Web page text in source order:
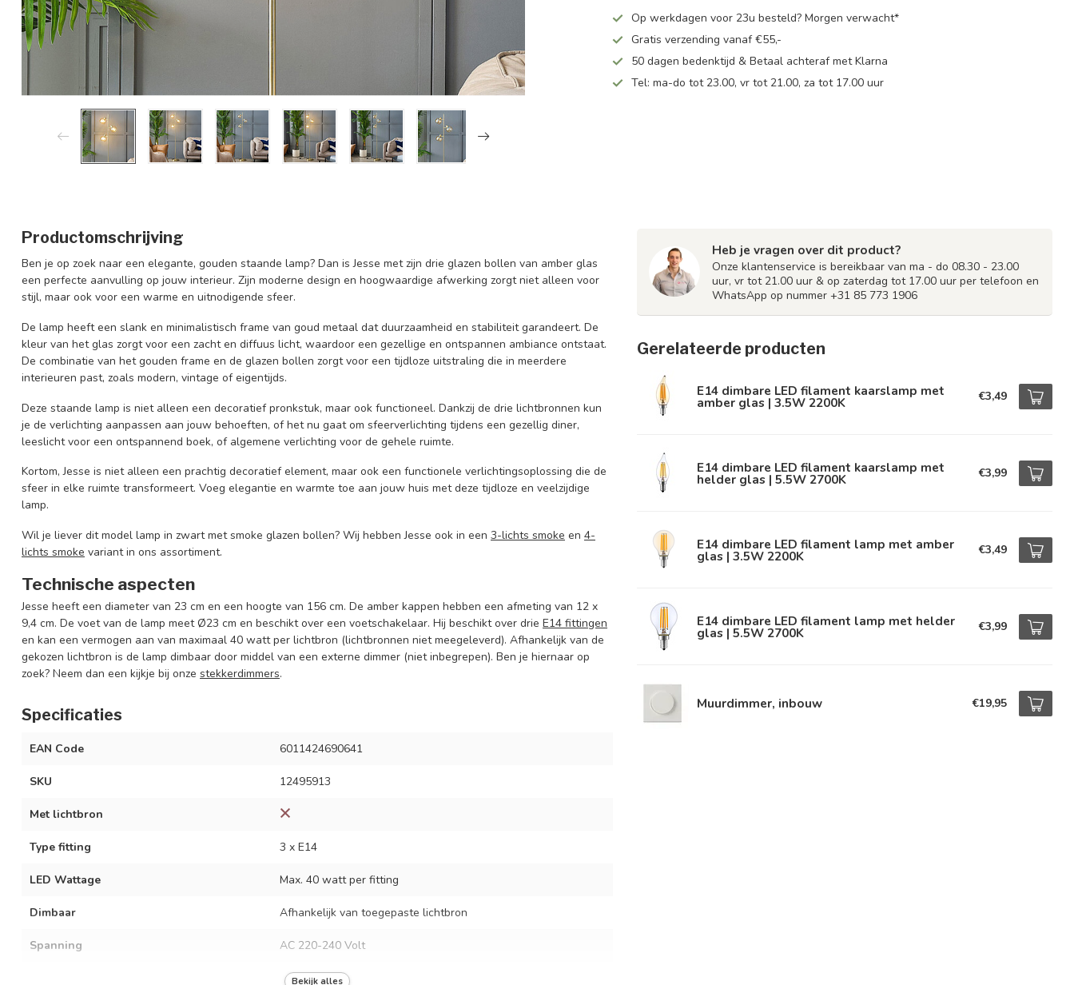
Op werkdagen voor 23u besteld? Morgen verwacht*
Gratis verzending vanaf €55,-
50 dagen bedenktijd & Betaal achteraf met Klarna
Tel: ma-do tot 23.00, vr tot 21.00, za tot 17.00 uur
Productomschrijving
Ben je op zoek naar een elegante, gouden staande lamp? Dan is Jesse met zijn drie glazen bollen van amber glas
een perfecte aanvulling op jouw interieur. Zijn moderne design en hoogwaardige afwerking zorgt niet alleen voor
stijl, maar ook voor een warme en uitnodigende sfeer.
De lamp heeft een slank en minimalistisch frame van goud metaal dat duurzaamheid en stabiliteit garandeert. De
kleur van het glas zorgt voor een zacht en diffuus licht, waardoor een gezellige en ontspannen ambiance ontstaat.
De combinatie van het gouden frame en de glazen bollen zorgt voor een tijdloze uitstraling die in meerdere
interieuren past, zoals modern, vintage of eigentijds.
Deze staande lamp is niet alleen een decoratief pronkstuk, maar ook functioneel. Dankzij de drie lichtbronnen kun
je de verlichting aanpassen aan jouw behoeften, of het nu gaat om sfeerverlichting tijdens een gezellig diner,
leeslicht voor een ontspannend boek, of algemene verlichting voor de gehele ruimte.
Kortom, Jesse is niet alleen een prachtig decoratief element, maar ook een functionele verlichtingsoplossing die de
sfeer in elke ruimte transformeert. Voeg elegantie en warmte toe aan jouw huis met deze tijdloze en veelzijdige
lamp.
Wil je liever dit model lamp in zwart met smoke glazen bollen? Wij hebben Jesse ook in een 3-lichts smoke en 4-
lichts smoke variant in ons assortiment.
Technische aspecten
Jesse heeft een diameter van 23 cm en een hoogte van 156 cm. De amber kappen hebben een afmeting van 12 x
9,4 cm. De voet van de lamp meet Ø23 cm en beschikt over een voetschakelaar. Hij beschikt over drie E14 fittingen
en kan een vermogen aan van maximaal 40 watt per lichtbron (lichtbronnen niet meegeleverd). Afhankelijk van de
gekozen lichtbron is de lamp dimbaar door middel van een externe dimmer (niet inbegrepen). Ben je hiernaar op
zoek? Neem dan een kijkje bij onze stekkerdimmers.
Specificaties
EAN Code 6011424690641
SKU 12495913
Met lichtbron
Type fitting 3 x E14
LED Wattage Max. 40 watt per fitting
Dimbaar Afhankelijk van toegepaste lichtbron
Spanning AC 220-240 Volt
50/60 Hz
Bekijk alles
Heb je vragen over dit product?
Onze klantenservice is bereikbaar van ma - do 08.30 - 23.00
uur, vr tot 21.00 uur & op zaterdag tot 17.00 uur per telefoon en
WhatsApp op nummer +31 85 773 1906
Gerelateerde producten
E14 dimbare LED filament kaarslamp met
amber glas | 3.5W 2200K €3,49
E14 dimbare LED filament kaarslamp met
helder glas | 5.5W 2700K €3,99
E14 dimbare LED filament lamp met amber
glas | 3.5W 2200K €3,49
E14 dimbare LED filament lamp met helder
glas | 5.5W 2700K €3,99
Muurdimmer, inbouw €19,95